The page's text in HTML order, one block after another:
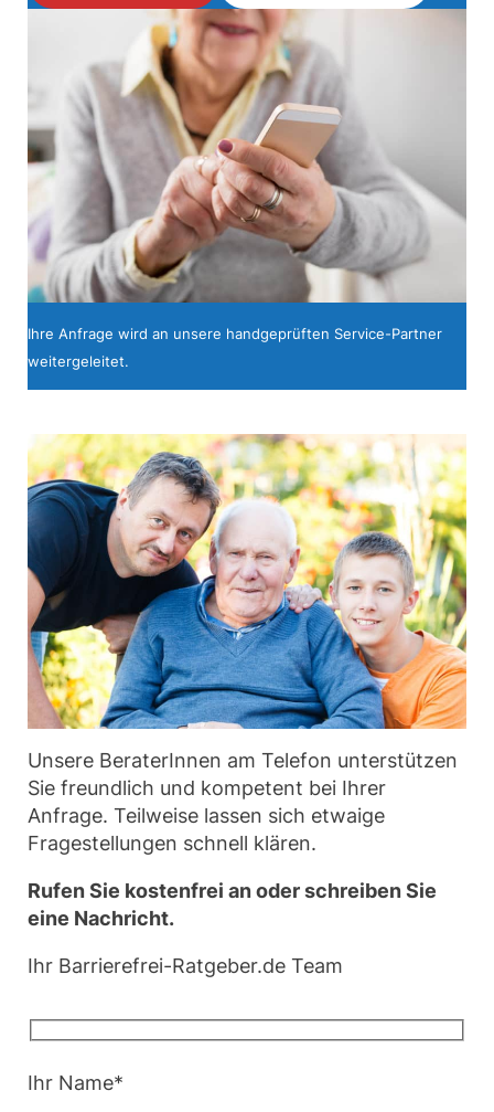
Ihre Anfrage wird an unsere handgeprüften Service-Partner
weitergeleitet.
Unsere BeraterInnen am Telefon unterstützen
Sie freundlich und kompetent bei Ihrer
Anfrage. Teilweise lassen sich etwaige
Fragestellungen schnell klären.
Rufen Sie kostenfrei an oder schreiben Sie
eine Nachricht.
Ihr Barrierefrei-Ratgeber.de Team
Ihr Name*